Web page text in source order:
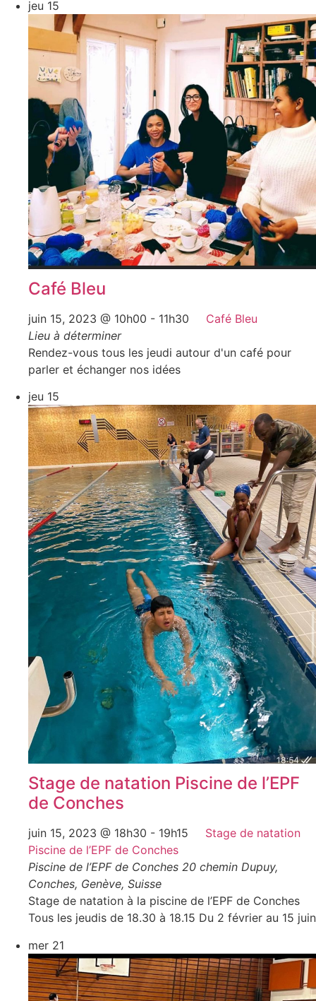
jeu 15
Café Bleu
juin 15, 2023 @ 10h00 - 11h30
Café Bleu
Lieu à déterminer
Rendez-vous tous les jeudi autour d'un café pour
parler et échanger nos idées
jeu 15
Stage de natation Piscine de l’EPF
de Conches
juin 15, 2023 @ 18h30 - 19h15
Stage de natation
Piscine de l’EPF de Conches
Piscine de l’EPF de Conches 20 chemin Dupuy,
Conches, Genève, Suisse
Stage de natation à la piscine de l’EPF de Conches
Tous les jeudis de 18.30 à 18.15 Du 2 février au 15 juin
mer 21